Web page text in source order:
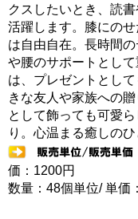
クスしたいとき、読
活躍します。膝にの
は自由自在。長時間
や腰のサポートとし
は、プレゼントとし
きな友人や家族への
として飾っても可愛
り。心温まる癒しの
価：1200円
数量：48個単位/ 単価